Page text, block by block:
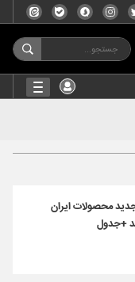
محصولات ایران
+جدول